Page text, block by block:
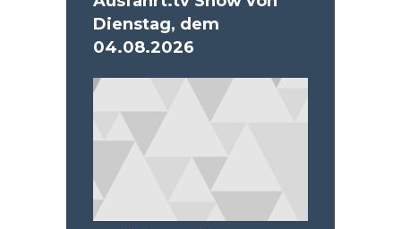
Dienstag, dem
04.08.2026